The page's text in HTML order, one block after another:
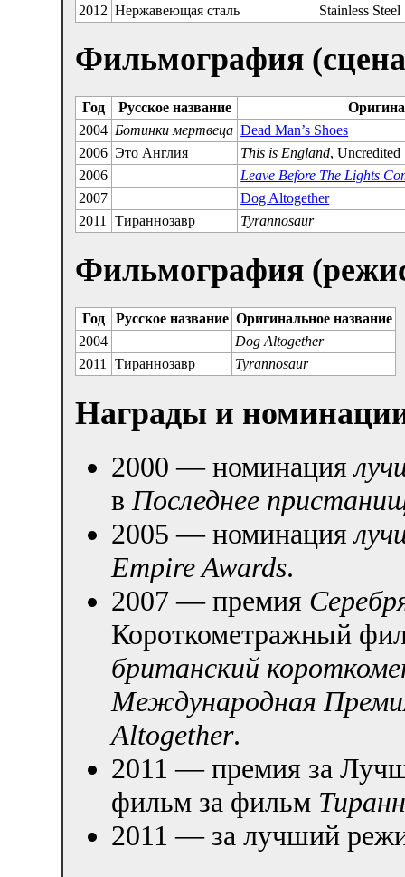
2012 Нержавеющая сталь Stainless Steel
Фильмография
Год Русское название
2004 Ботинки мертвеца Dead Man’s Shoes
2006 Это Англия This is England, Uncredited
2006
Leave Before The Lights
2007
Dog Altogether
2011
Тираннозавр Tyrannosaur
Фильмография
Год Русское название Оригинальное название
2004
Dog Altogether
2011
Тираннозавр Tyrannosaur
Награды и
2000 — номинация
в Последнее
2005 — номинация
Empire Awards.
2007 — премия
Короткометражный
британский
Международная
Altogether.
2011 — премия за
фильм за фильм
2011 — за лучший